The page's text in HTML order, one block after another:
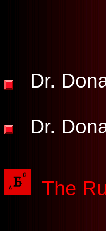
Dr.
Dr.
The